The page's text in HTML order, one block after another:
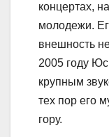
концертах,
молодежи.
внешность
2005 году
крупным
тех пор его
гору.